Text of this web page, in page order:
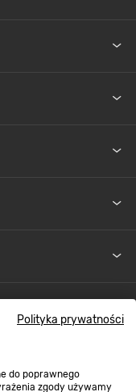
Polityka prywatności
do poprawnego
zgody używamy